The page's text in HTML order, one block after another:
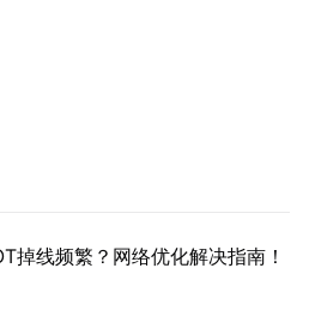
掉线频繁？网络优化解决指南！